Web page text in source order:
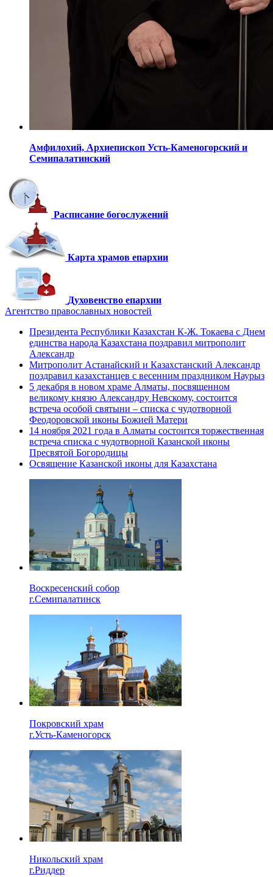
Амфилохий, Архиепископ Усть-Каменогорский и
Семипалатинский
Расписание богослужений
Карта храмов епархии
Духовенство епархии
Агентство православных новостей
Президента Республики Казахстан К-Ж. Токаева с Днем
единства народа Казахстана поздравил митрополит
Александр
Митрополит Астанайский и Казахстанский Александр
поздравил казахстанцев с весенним праздником Наурыз
5 декабря в новом храме Алматы, посвященном
великому князю Александру Невскому, состоится
встреча особой святыни – списка с чудотворной
Феодоровской иконы Божией Матери
14 ноября 2021 года в Алматы состоится торжественная
встреча списка с чудотворной Казанской иконы
Пресвятой Богородицы
Освящение Казанской иконы для Казахстана
Воскресенский собор
г.Семипалатинск
Покровский храм
г.Усть-Каменогорск
Никольский храм
г.Риддер